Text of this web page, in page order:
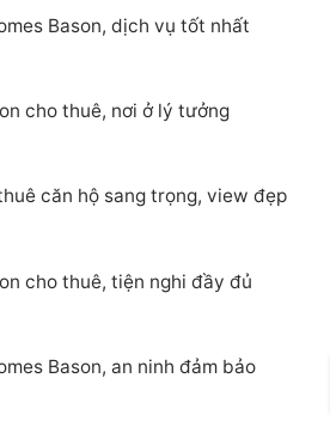
Bason, dịch vụ tốt nhất
cho thuê, nơi ở lý tưởng
căn hộ sang trọng, view đẹp
cho thuê, tiện nghi đầy đủ
Bason, an ninh đảm bảo